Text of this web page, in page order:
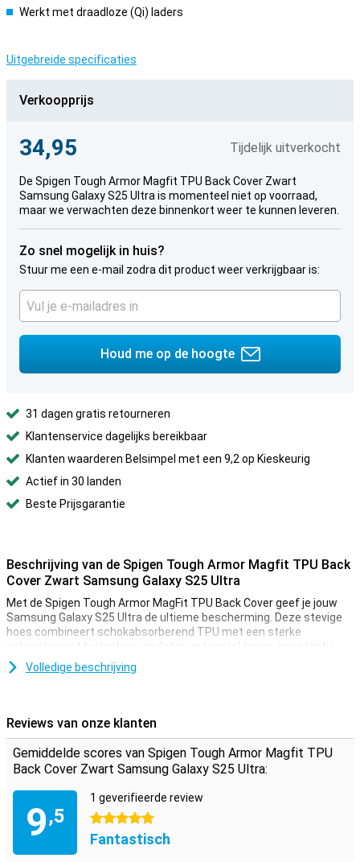
Werkt met draadloze (Qi) laders
Uitgebreide specificaties
Verkoopprijs
34,95 Tijdelijk uitverkocht
De Spigen Tough Armor Magfit TPU Back Cover Zwart
Samsung Galaxy S25 Ultra is momenteel niet op voorraad,
maar we verwachten deze binnenkort weer te kunnen leveren.
Zo snel mogelijk in huis?
Stuur me een e-mail zodra dit product weer verkrijgbaar is:
Houd me op de hoogte
31 dagen gratis retourneren
Klantenservice dagelijks bereikbaar
Klanten waarderen Belsimpel met een 9,2 op Kieskeurig
Actief in 30 landen
Beste Prijsgarantie
Beschrijving van de Spigen Tough Armor Magfit TPU Back
Cover Zwart Samsung Galaxy S25 Ultra
Met de Spigen Tough Armor MagFit TPU Back Cover geef je jouw
Samsung Galaxy S25 Ultra de ultieme bescherming. Deze stevige
hoes combineert schokabsorberend TPU met een sterke
polycarbonaat buitenlaag, zodat jouw toestel tegen een stootje
kan. Dankzij de MagFit-functionaliteit is de hoes compatibel met
MagSafe-accessoires, ideaal voor draadloos opladen en gebruik
MagFit compatibel
De MagFit-technologie maakt jouw leven een stuk eenvoudiger.
Bevestig je toestel moeiteloos aan MagSafe-opladers en
ondersteunt draadloos opladen volledig. Dit is niet alleen handig,
maar ook veilig: de sterke magneet houdt jouw telefoon stevig op
zijn plek. Zo combineer je stijl en functionaliteit in één hoes.
Volledige beschrijving
Reviews van onze klanten
Gemiddelde scores van Spigen Tough Armor Magfit TPU
Back Cover Zwart Samsung Galaxy S25 Ultra:
9,5
1 geverifieerde review
5 sterren
Fantastisch